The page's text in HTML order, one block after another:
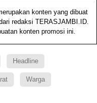
konten yang dibuat
redaksi TERASJAMBI.ID.
konten promosi ini.
Headline
Warga